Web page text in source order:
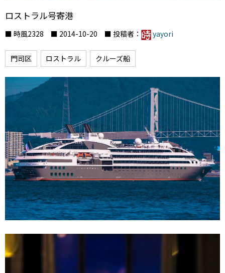
ロストラル号寄港
■ 時風2328 ■ 2014-10-20 ■ 投稿者： yayori
門司区 ロストラル クルーズ船